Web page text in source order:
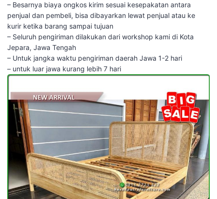
– Besarnya biaya ongkos kirim sesuai kesepakatan antara
penjual dan pembeli, bisa dibayarkan lewat penjual atau ke
kurir ketika barang sampai tujuan
– Seluruh pengiriman dilakukan dari workshop kami di Kota
Jepara, Jawa Tengah
– Untuk jangka waktu pengiriman daerah Jawa 1-2 hari
– untuk luar jawa kurang lebih 7 hari